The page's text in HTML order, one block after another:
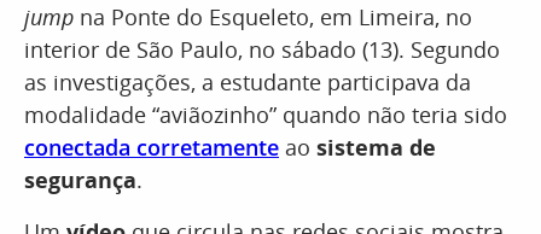
jump na Ponte do Esqueleto, em Limeira, no
interior de São Paulo, no sábado (13). Segundo
as investigações, a estudante participava da
modalidade “aviãozinho” quando não teria sido
conectada corretamente ao sistema de
segurança.